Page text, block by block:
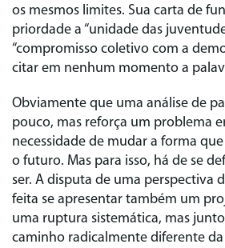
os mesmos limites. Sua carta de
priordade a “unidade das
“compromisso coletivo com a
citar em nenhum momento a
Obviamente que uma análise de
pouco, mas reforça um problema
necessidade de mudar a forma
o futuro. Mas para isso, há de se
ser. A disputa de uma perspectiva
feita se apresentar também um
uma ruptura sistemática, mas
caminho radicalmente diferente